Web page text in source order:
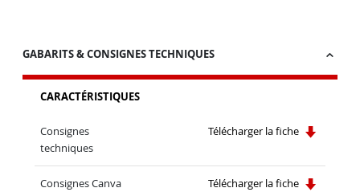
GABARITS & CONSIGNES TECHNIQUES
CARACTÉRISTIQUES
Consignes
techniques
Télécharger la fiche
Consignes Canva Télécharger la fiche